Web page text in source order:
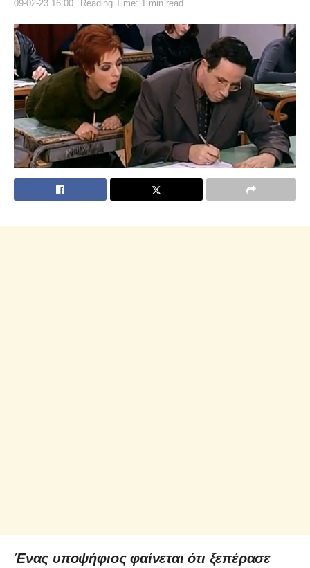
09-02-23 16:00 Reading Time: 1 min read
Ένας υποψήφιος φαίνεται ότι ξεπέρασε